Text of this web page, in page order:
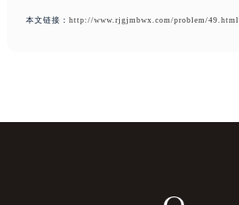
本文链接： http://www.rjgjmbwx.com/problem/49.html